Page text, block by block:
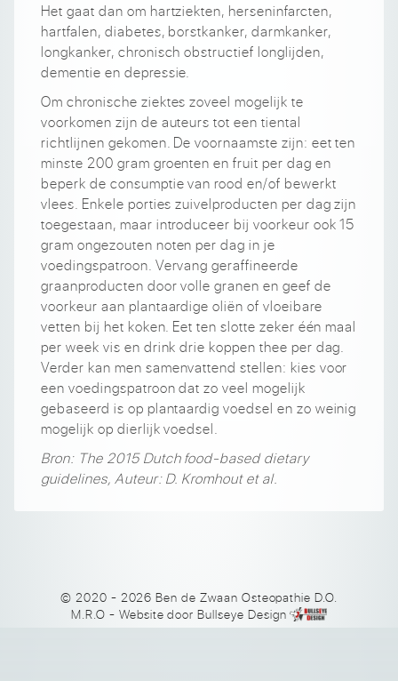
Het gaat dan om hartziekten, herseninfarcten,
hartfalen, diabetes, borstkanker, darmkanker,
longkanker, chronisch obstructief longlijden,
dementie en depressie.
Om chronische ziektes zoveel mogelijk te
voorkomen zijn de auteurs tot een tiental
richtlijnen gekomen. De voornaamste zijn: eet ten
minste 200 gram groenten en fruit per dag en
beperk de consumptie van rood en/of bewerkt
vlees. Enkele porties zuivelproducten per dag zijn
toegestaan, maar introduceer bij voorkeur ook 15
gram ongezouten noten per dag in je
voedingspatroon. Vervang geraffineerde
graanproducten door volle granen en geef de
voorkeur aan plantaardige oliën of vloeibare
vetten bij het koken. Eet ten slotte zeker één maal
per week vis en drink drie koppen thee per dag.
Verder kan men samenvattend stellen: kies voor
een voedingspatroon dat zo veel mogelijk
gebaseerd is op plantaardig voedsel en zo weinig
mogelijk op dierlijk voedsel.
Bron: The 2015 Dutch food-based dietary
guidelines, Auteur: D. Kromhout et al.
© 2020 - 2026 Ben de Zwaan Osteopathie D.O.
M.R.O - Website doorBullseye Design